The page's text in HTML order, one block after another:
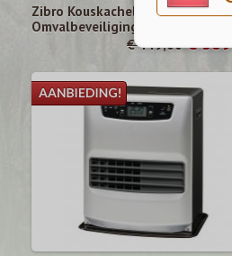
Zibro Kouskachel RC32 met
Omvalbeveiliging (tot 120 m³)
€ 449,00 €